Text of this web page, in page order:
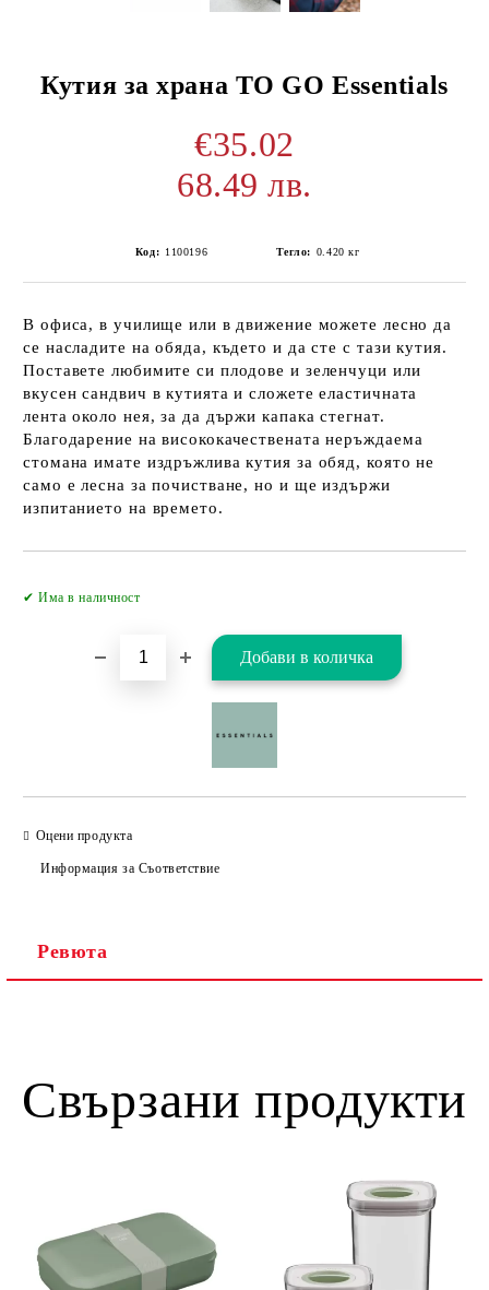
Кутия за храна TO GO Essentials
€35.02
68.49 лв.
Код: 1100196 Тегло: 0.420 кг
В офиса, в училище или в движение можете лесно да
се насладите на обяда, където и да сте с тази кутия.
Поставете любимите си плодове и зеленчуци или
вкусен сандвич в кутията и сложете еластичната
лента около нея, за да държи капака стегнат.
Благодарение на висококачествената неръждаема
стомана имате издръжлива кутия за обяд, която не
само е лесна за почистване, но и ще издържи
изпитанието на времето.
✔ Има в наличност
Оцени продукта
Информация за Съответствие
Ревюта
Свързани продукти